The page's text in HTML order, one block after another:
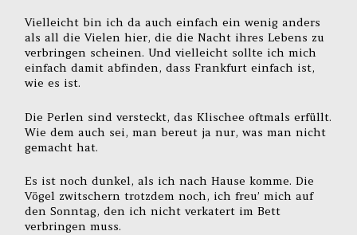
Vielleicht bin ich da auch einfach ein wenig anders
als all die Vielen hier, die die Nacht ihres Lebens zu
verbringen scheinen. Und vielleicht sollte ich mich
einfach damit abfinden, dass Frankfurt einfach ist,
wie es ist.
Die Perlen sind versteckt, das Klischee oftmals erfüllt.
Wie dem auch sei, man bereut ja nur, was man nicht
gemacht hat.
Es ist noch dunkel, als ich nach Hause komme. Die
Vögel zwitschern trotzdem noch, ich freu’ mich auf
den Sonntag, den ich nicht verkatert im Bett
verbringen muss.